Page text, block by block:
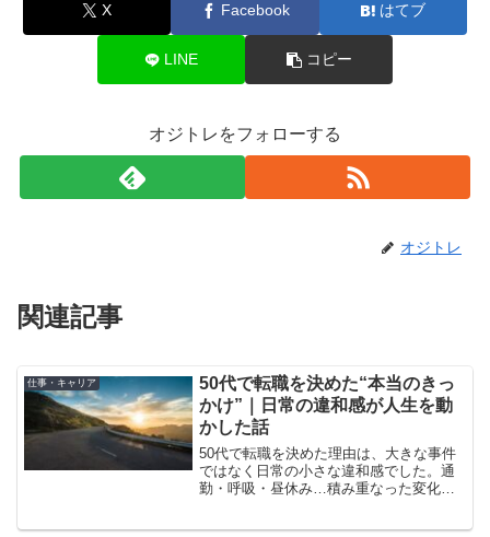
X Facebook はてブ
LINE コピー
オジトレをフォローする
オジトレ
関連記事
仕事・キャリア
50代で転職を決めた“本当のきっ
かけ”｜日常の違和感が人生を動
かした話
50代で転職を決めた理由は、大きな事件
ではなく日常の小さな違和感でした。通
勤・呼吸・昼休み…積み重なった変化が